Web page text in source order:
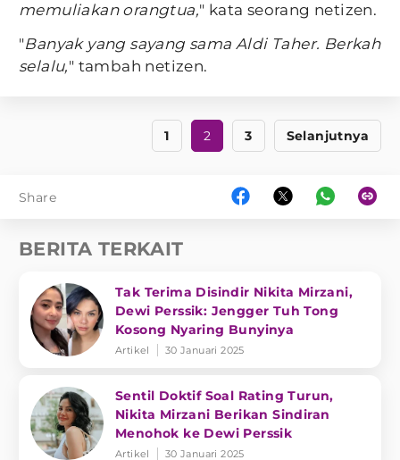
memuliakan orangtua," kata seorang netizen.
"Banyak yang sayang sama Aldi Taher. Berkah
selalu," tambah netizen.
1 2 3 Selanjutnya
Share
BERITA TERKAIT
Tak Terima Disindir Nikita Mirzani,
Dewi Perssik: Jengger Tuh Tong
Kosong Nyaring Bunyinya
Artikel 30 Januari 2025
Sentil Doktif Soal Rating Turun,
Nikita Mirzani Berikan Sindiran
Menohok ke Dewi Perssik
Artikel 30 Januari 2025